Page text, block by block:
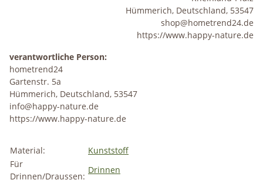
Hümmerich, Deutschland, 53547
shop@hometrend24.de
https://www.happy-nature.de
verantwortliche Person:
hometrend24
Gartenstr. 5a
Hümmerich, Deutschland, 53547
info@happy-nature.de
https://www.happy-nature.de
Material:
Kunststoff
Für
Drinnen/Draussen:
Drinnen